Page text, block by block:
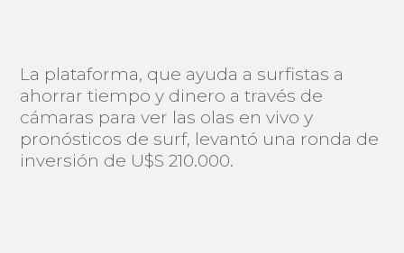
La plataforma, que ayuda a surfistas a
ahorrar tiempo y dinero a través de
cámaras para ver las olas en vivo y
pronósticos de surf, levantó una ronda de
inversión de U$S 210.000.